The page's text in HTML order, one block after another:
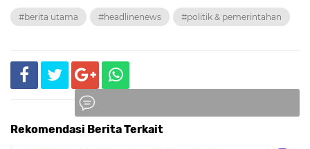
#berita utama #headlinenews #politik & pemerintahan
Rekomendasi Berita Terkait